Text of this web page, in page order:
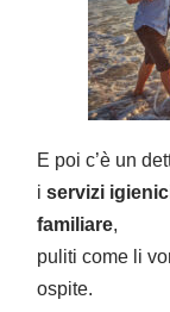
E poi c’è un
iservizi
familiare,
puliti come li
ospite.